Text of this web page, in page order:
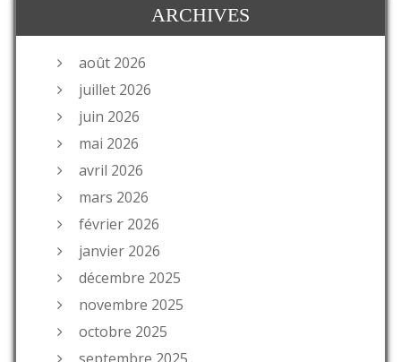
ARCHIVES
août 2026
juillet 2026
juin 2026
mai 2026
avril 2026
mars 2026
février 2026
janvier 2026
décembre 2025
novembre 2025
octobre 2025